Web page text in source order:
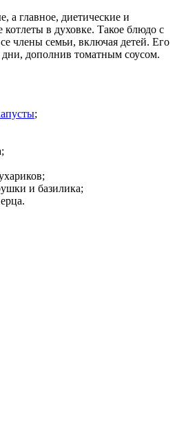
а главное, диетические и
в духовке. Такое блюдо с
члены семьи, включая детей. Его
дополнив томатным соусом.
;
и базилика;